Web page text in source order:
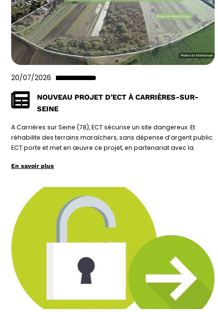
20/07/2026
NOUVEAU PROJET D’ECT À CARRIÈRES-SUR-
SEINE
A Carrières sur Seine (78), ECT sécurise un site dangereux. Et
réhabilite des terrains maraîchers, sans dépense d’argent public.
ECT porte et met en œuvre ce projet, en partenariat avec la
En savoir plus